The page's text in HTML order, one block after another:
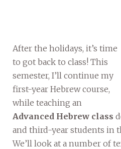
After the holidays, it’s time
to got back to class! This
semester, I’ll continue my
first-year Hebrew course,
while teaching an
Advanced Hebrew class
and third-year students in
We’ll look at a number of